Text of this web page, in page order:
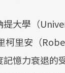
提大學（
柯里安（
憶力衰退的